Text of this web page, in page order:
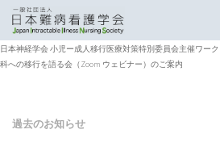
トップページ 過去のお知らせ
日本神経学会 小児ー成人移行医療対策特別委員会主催ワー
科への移行を語る会（Zoom ウェビナー）のご案内
過去のお知らせ